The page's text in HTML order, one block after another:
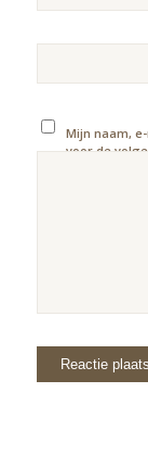
Mijn naam,
voor de